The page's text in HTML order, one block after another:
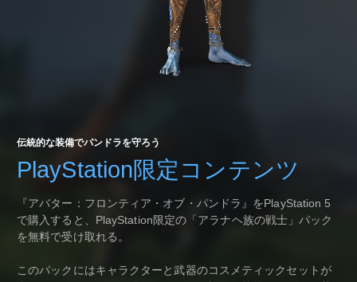
伝統的な装備でパンドラを守ろう
PlayStation限定コンテンツ
『アバター：フロンティア・オブ・パンドラ』をPlayStation 5
で購入すると、PlayStation限定の「アラナヘ族の戦士」パック
を無料で受け取れる。
このパックにはキャラクターと武器のコスメティックセットが